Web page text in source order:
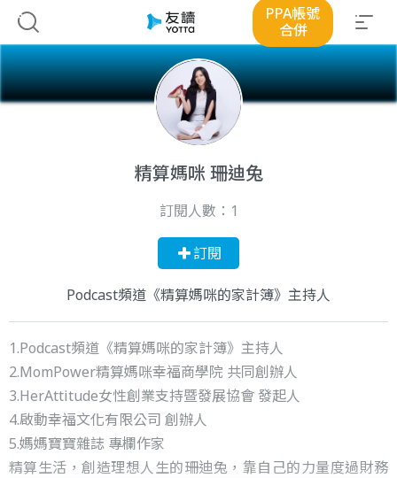
PPA帳號
合併
精算媽咪 珊迪兔
訂閱人數： 1
訂閱
Podcast頻道《精算媽咪的家計簿》主持人
1.Podcast頻道《精算媽咪的家計簿》主持人
2.MomPower精算媽咪幸福商學院 共同創辦人
3.HerAttitude女性創業支持暨發展協會 發起人
4.啟動幸福文化有限公司 創辦人
5.媽媽寶寶雜誌 專欄作家
精算生活，創造理想人生的珊迪兔，靠自己的力量度過財務